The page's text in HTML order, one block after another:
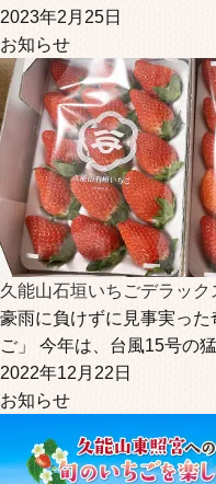
2023年2月25日
お知らせ
久能山石垣いちごデラック
豪雨に負けずに見事実っ
ご」 今年は、台風15号の
2022年12月22日
お知らせ